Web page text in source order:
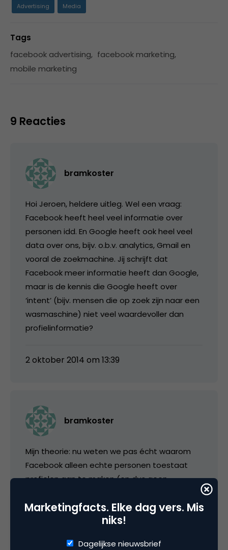
Advertising Media
Tags
facebook advertising, facebook marketing,
mobile marketing
9 Reacties
bramkoster
Hoi Jeroen, heldere uitleg. Wel een vraag:
Facebook heeft heel veel informatie over
personen idd. En Google heeft ook heel veel
data over ons, bijv. o.b.v. analytics, Gmail en
vooral de zoekmachine. Jij schrijft dat
Facebook meer informatie heeft dan Google,
maar is de kennis die Google heeft over
‘intent’ (bijv. mensen die op zoek zijn naar een
wasmaschine) niet veel waardevoller dan
profielinformatie?
2 oktober 2014 om 13:39
bramkoster
Mijn theorie: nu weten we pas écht waarom
Facebook alleen echte personen toestaat
profielen aan te maken (en dus geen
persoon te duiden en te benaderen is vanuit
de adverteerder, hoe beter.
Marketingfacts. Elke dag vers. Mis
niks!
Dagelijkse nieuwsbrief